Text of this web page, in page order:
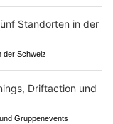
der Schweiz
Gruppenevents